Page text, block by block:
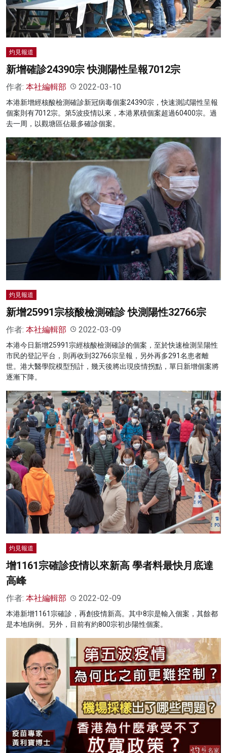
灼見報道
新增確診24390宗 快測陽性呈報7012宗
作者: 本社編輯部 2022-03-10
本港新增經核酸檢測確診新冠病毒個案24390宗，快速測試陽性呈報
個案則有7012宗。第5波疫情以來，本港累積個案超過60400宗。過
去一周，以觀塘區佔最多確診個案。
灼見報道
新增25991宗核酸檢測確診 快測陽性32766宗
作者: 本社編輯部 2022-03-09
本港今日新增25991宗經核酸檢測確診的個案，至於快速檢測呈陽性
市民的登記平台，則再收到32766宗呈報，另外再多291名患者離
世。港大醫學院模型預計，幾天後將出現疫情拐點，單日新增個案將
逐漸下降。
灼見報道
增1161宗確診疫情以來新高 學者料最快月底達
高峰
作者: 本社編輯部 2022-02-09
本港新增1161宗確診，再創疫情新高。其中8宗是輸入個案，其餘都
是本地病例。另外，目前有約800宗初步陽性個案。